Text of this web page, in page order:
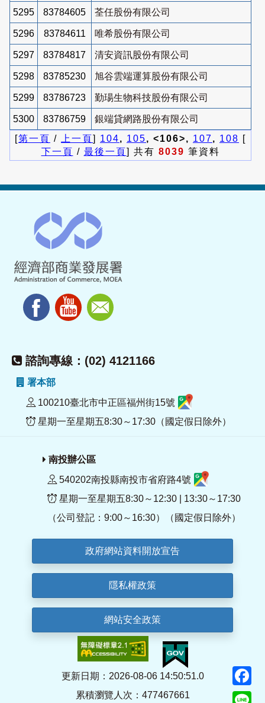
5295 83784605 荃任股份有限公司
5296 83784611 唯希股份有限公司
5297 83784817 清安資訊股份有限公司
5298 83785230 旭谷雲端運算股份有限公司
5299 83786723 勤瑒生物科技股份有限公司
5300 83786759
銀端貸網路股份有限公司
[第一頁 / 上一頁] 104, 105, <106>, 107, 108 [
下一頁 / 最後一頁] 共有 8039 筆資料
諮詢專線：(02) 4121166
署本部
100210臺北市中正區福州街15號
星期一至星期五8:30～17:30（國定假日除外）
南投辦公區
540202南投縣南投市省府路4號
星期一至星期五8:30～12:30 | 13:30～17:30
（公司登記：9:00～16:30）（國定假日除外）
政府網站資料開放宣告
隱私權政策
網站安全政策
更新日期：2026-08-06 14:50:51.0
累積瀏覽人次：477467661